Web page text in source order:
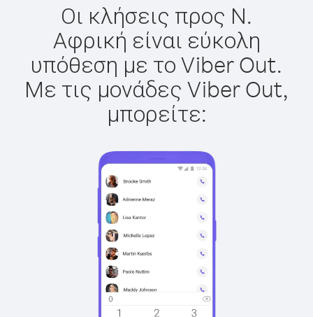
Οι κλήσεις προς Ν.
Αφρική είναι εύκολη
υπόθεση με το Viber Out.
Με τις μονάδες Viber Out,
μπορείτε: